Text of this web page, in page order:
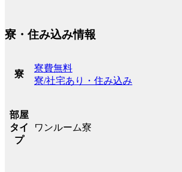
寮・住み込み情報
寮
寮費無料
寮/社宅あり・住み込み
部屋
タイ
プ
ワンルーム寮